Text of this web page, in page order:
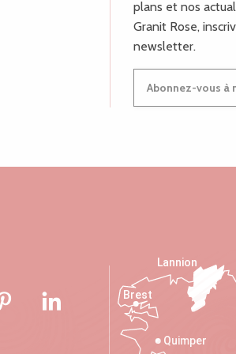
plans et nos
Granit Rose,
newsletter.
Abonnez-vous à
Quimper
Lannion
Brest